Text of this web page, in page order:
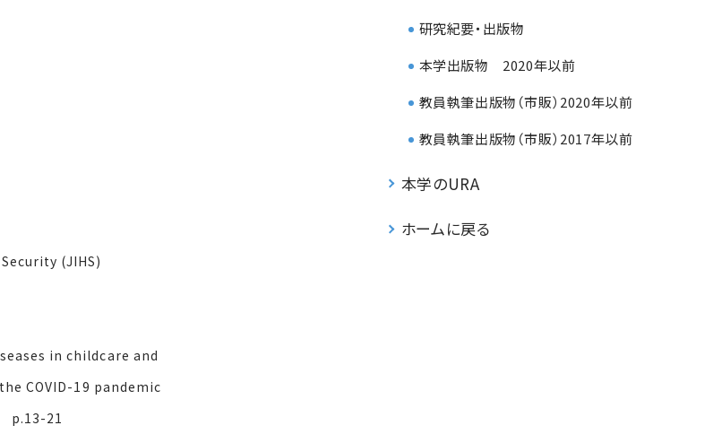
(JIHS)
in childcare and
COVID-19 pandemic
21
研究紀要・出版物
本学出版物 2020年以前
教員執筆出版物（市販）2020年以前
教員執筆出版物（市販）2017年以前
本学のURA
ホームに戻る